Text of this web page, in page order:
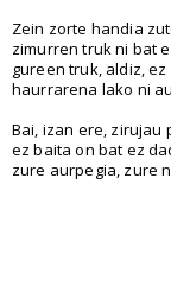
Zein zorte handia
zimurren truk ni bat
gureen truk, aldiz, ez
haurrarena lako ni
Bai, izan ere,
ez baita on bat ez
zure aurpegia, zure